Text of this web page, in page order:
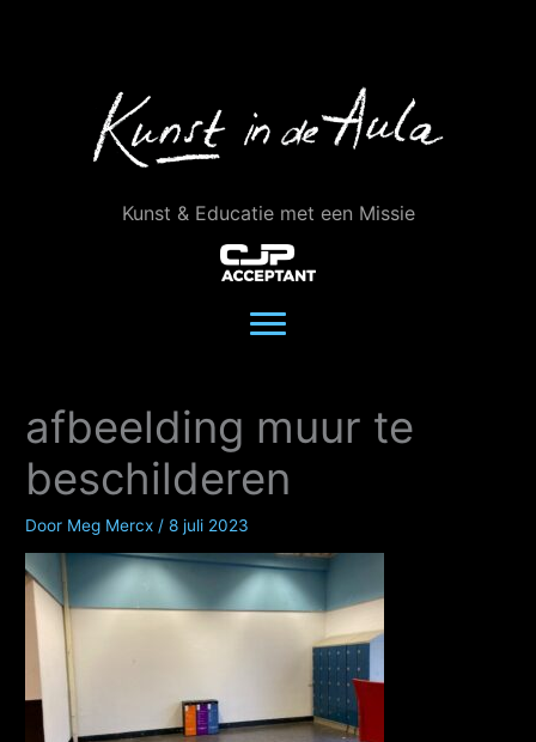
Kunst & Educatie met een Missie
afbeelding muur te
beschilderen
Door Meg Mercx /8 juli 2023